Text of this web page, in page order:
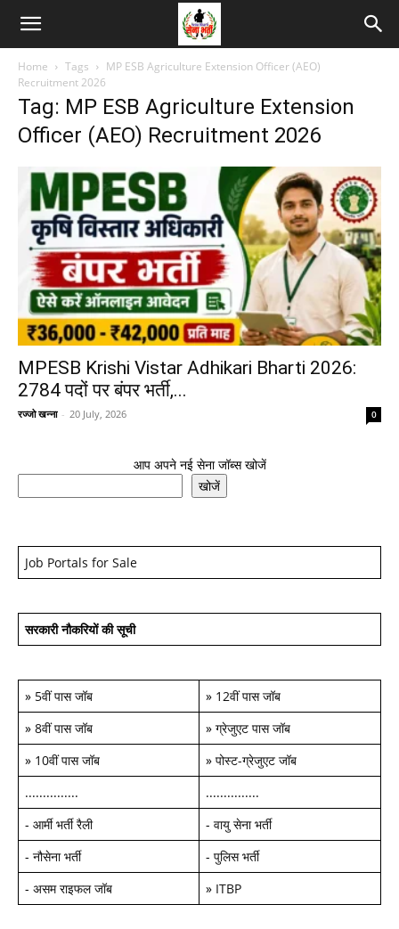
Home Tags
MP ESB Agriculture Extension Officer (AEO)
Recruitment 2026
Tag: MP ESB Agriculture Extension
Officer (AEO) Recruitment 2026
MPESB Krishi Vistar Adhikari Bharti 2026:
2784 पदों पर बंपर भर्ती,...
रज्जो खन्ना - 20 July, 2026 0
आप अपने नई सेना जॉब्स खोजें
खोजें
Job Portals for Sale
सरकारी नौकरियों की सूची
» 5वीं पास जॉब » 12वीं पास जॉब
» 8वीं पास जॉब » ग्रेजुएट पास जॉब
» 10वीं पास जॉब » पोस्ट-ग्रेजुएट जॉब
...............
...............
- आर्मी भर्ती रैली - वायु सेना भर्ती
- नौसेना भर्ती - पुलिस भर्ती
- असम राइफल जॉब » ITBP